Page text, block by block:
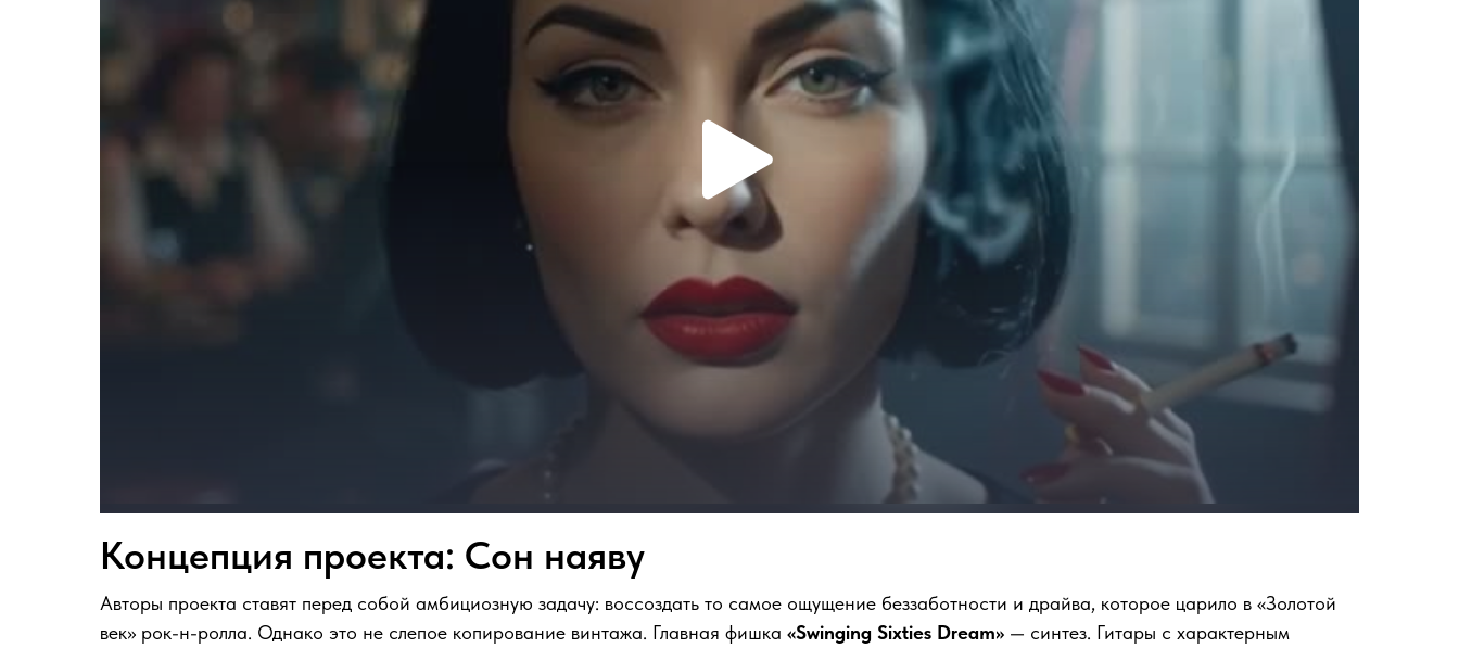
Концепция проекта: Сон наяву
Авторы проекта ставят перед собой амбициозную задачу: воссоздать то самое ощущение беззаботности и драйва, которое царило в «Золотой
век» рок-н-ролла. Однако это не слепое копирование винтажа. Главная фишка «Swinging Sixties Dream» — синтез. Гитары с характерным